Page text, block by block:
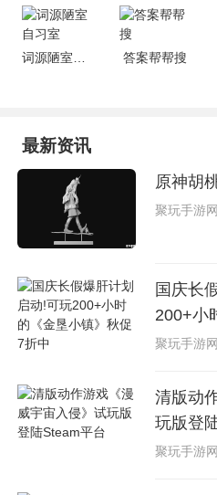
答案帮帮搜
最新资讯
原神胡
聚玩手游网
国庆长
200+小
中
聚玩手游网
清版动
玩版登
聚玩手游网